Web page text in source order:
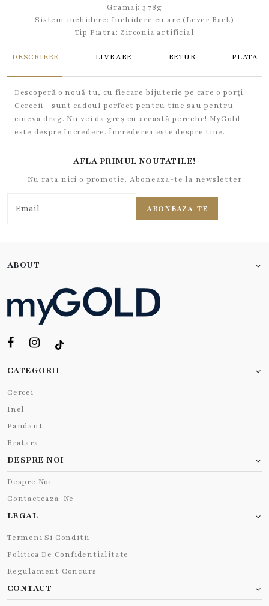
Gramaj: 3.78g
Sistem inchidere: Inchidere cu arc (Lever Back)
Tip Piatra: Zirconia artificial
DESCRIERE LIVRARE RETUR PLATA
Descoperă o nouă tu, cu fiecare bijuterie pe care o porți.
Cerceii - sunt cadoul perfect pentru tine sau pentru
cineva drag. Nu vei da greș cu această pereche! MyGold
este despre încredere. Încrederea este despre tine.
AFLA PRIMUL NOUTATILE!
Nu rata nici o promotie. Aboneaza-te la newsletter
ABONEAZA-TE
ABOUT
CATEGORII
Cercei
Inel
Pandant
Bratara
DESPRE NOI
Despre Noi
Contacteaza-Ne
LEGAL
Termeni Si Conditii
Politica De Confidentialitate
Regulament Concurs
CONTACT